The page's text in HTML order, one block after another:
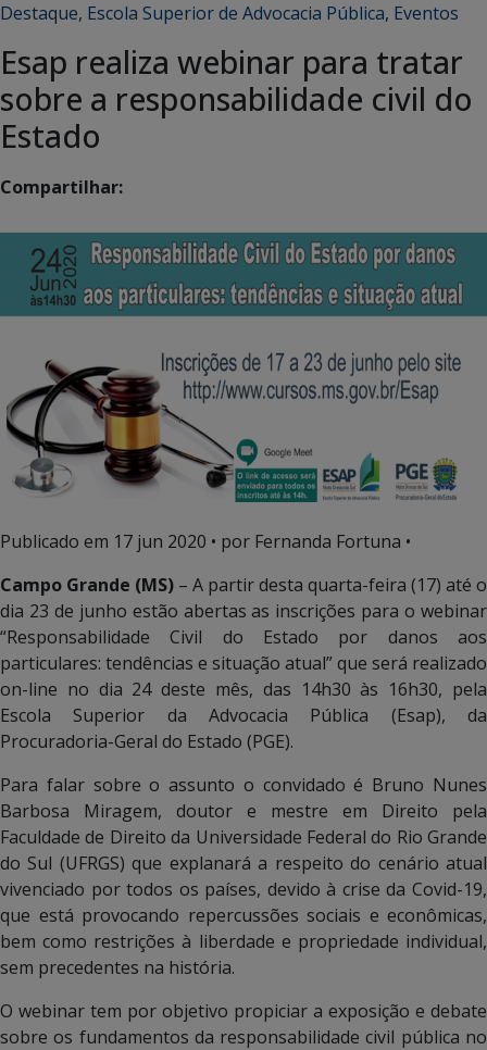
Destaque, Escola Superior de Advocacia Pública, Eventos
Esap realiza webinar para tratar
sobre a responsabilidade civil do
Estado
Compartilhar:
Publicado em 17 jun 2020 • por Fernanda Fortuna •
Campo Grande (MS) – A partir desta quarta-feira (17) até o
dia 23 de junho estão abertas as inscrições para o webinar
“Responsabilidade Civil do Estado por danos aos
particulares: tendências e situação atual” que será realizado
on-line no dia 24 deste mês, das 14h30 às 16h30, pela
Escola Superior da Advocacia Pública (Esap), da
Procuradoria-Geral do Estado (PGE).
Para falar sobre o assunto o convidado é Bruno Nunes
Barbosa Miragem, doutor e mestre em Direito pela
Faculdade de Direito da Universidade Federal do Rio Grande
do Sul (UFRGS) que explanará a respeito do cenário atual
vivenciado por todos os países, devido à crise da Covid-19,
que está provocando repercussões sociais e econômicas,
bem como restrições à liberdade e propriedade individual,
sem precedentes na história.
O webinar tem por objetivo propiciar a exposição e debate
sobre os fundamentos da responsabilidade civil pública no